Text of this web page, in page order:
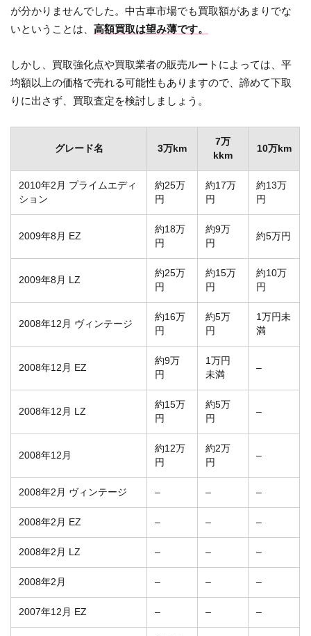
が分かりませんでした。中古車市場でも買取額があまりでな
いということは、高額買取は望み薄です。
しかし、買取強化点や買取業者の販売ルートによっては、平
均額以上の価格で売れる可能性もありますので、諦めて下取
りに出さず、買取査定を検討しましょう。
グレード名 3万km
7万
kkm
10万km
2010年2月 プライムエディ
ション
約25万
円
約17万
円
約13万
円
2009年8月 EZ
約18万
円
約9万
円
約5万円
2009年8月 LZ
約25万
円
約15万
円
約10万
円
2008年12月 ヴィンテージ
約16万
円
約5万
円
1万円未
満
2008年12月 EZ
約9万
円
1万円
未満
–
2008年12月 LZ
約15万
円
約5万
円
–
2008年12月
約12万
円
約2万
円
–
2008年2月 ヴィンテージ – – –
2008年2月 EZ – – –
2008年2月 LZ – – –
2008年2月 – – –
2007年12月 EZ – – –